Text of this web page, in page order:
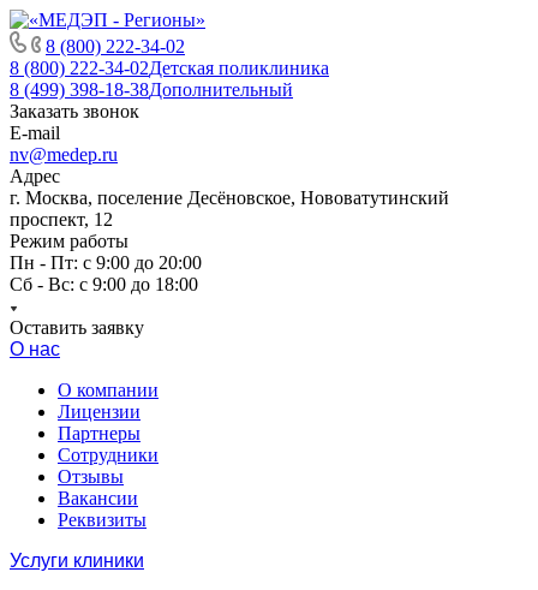
8 (800) 222-34-02
8 (800) 222-34-02Детская поликлиника
8 (499) 398-18-38Дополнительный
Заказать звонок
E-mail
nv@medep.ru
Адрес
г. Москва, поселение Десёновское, Нововатутинский
проспект, 12
Режим работы
Пн - Пт: с 9:00 до 20:00
Сб - Вс: с 9:00 до 18:00
Оставить заявку
О нас
О компании
Лицензии
Партнеры
Сотрудники
Отзывы
Вакансии
Реквизиты
Услуги клиники